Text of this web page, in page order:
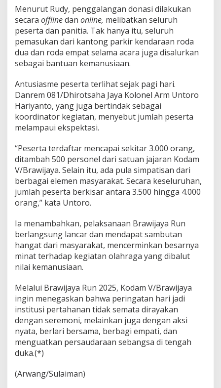
Menurut Rudy, penggalangan donasi dilakukan
secara offlinedan online, melibatkan seluruh
peserta dan panitia. Tak hanya itu, seluruh
pemasukan dari kantong parkir kendaraan roda
dua dan roda empat selama acara juga disalurkan
sebagai bantuan kemanusiaan.
Antusiasme peserta terlihat sejak pagi hari.
Danrem 081/Dhirotsaha Jaya Kolonel Arm Untoro
Hariyanto, yang juga bertindak sebagai
koordinator kegiatan, menyebut jumlah peserta
melampaui ekspektasi.
“Peserta terdaftar mencapai sekitar 3.000 orang,
ditambah 500 personel dari satuan jajaran Kodam
V/Brawijaya. Selain itu, ada pula simpatisan dari
berbagai elemen masyarakat. Secara keseluruhan,
jumlah peserta berkisar antara 3.500 hingga 4.000
orang,” kata Untoro.
Ia menambahkan, pelaksanaan Brawijaya Run
berlangsung lancar dan mendapat sambutan
hangat dari masyarakat, mencerminkan besarnya
minat terhadap kegiatan olahraga yang dibalut
nilai kemanusiaan.
Melalui Brawijaya Run 2025, Kodam V/Brawijaya
ingin menegaskan bahwa peringatan hari jadi
institusi pertahanan tidak semata dirayakan
dengan seremoni, melainkan juga dengan aksi
nyata, berlari bersama, berbagi empati, dan
menguatkan persaudaraan sebangsa di tengah
duka.(*)
(Arwang/Sulaiman)